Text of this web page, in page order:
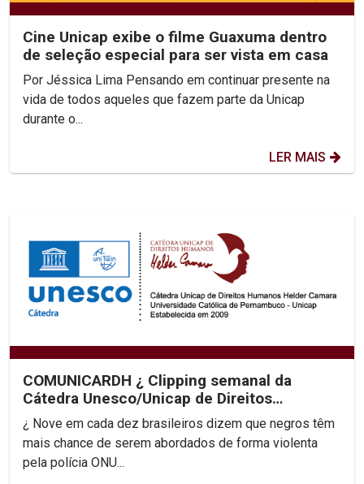
Cine Unicap exibe o filme Guaxuma dentro
de seleção especial para ser vista em casa
Por Jéssica Lima Pensando em continuar presente na
vida de todos aqueles que fazem parte da Unicap
durante o...
LER MAIS
COMUNICARDH ¿ Clipping semanal da
Cátedra Unesco/Unicap de Direitos
Humanos Dom Helder Camara
¿ Nove em cada dez brasileiros dizem que negros têm
mais chance de serem abordados de forma violenta
pela polícia ONU...